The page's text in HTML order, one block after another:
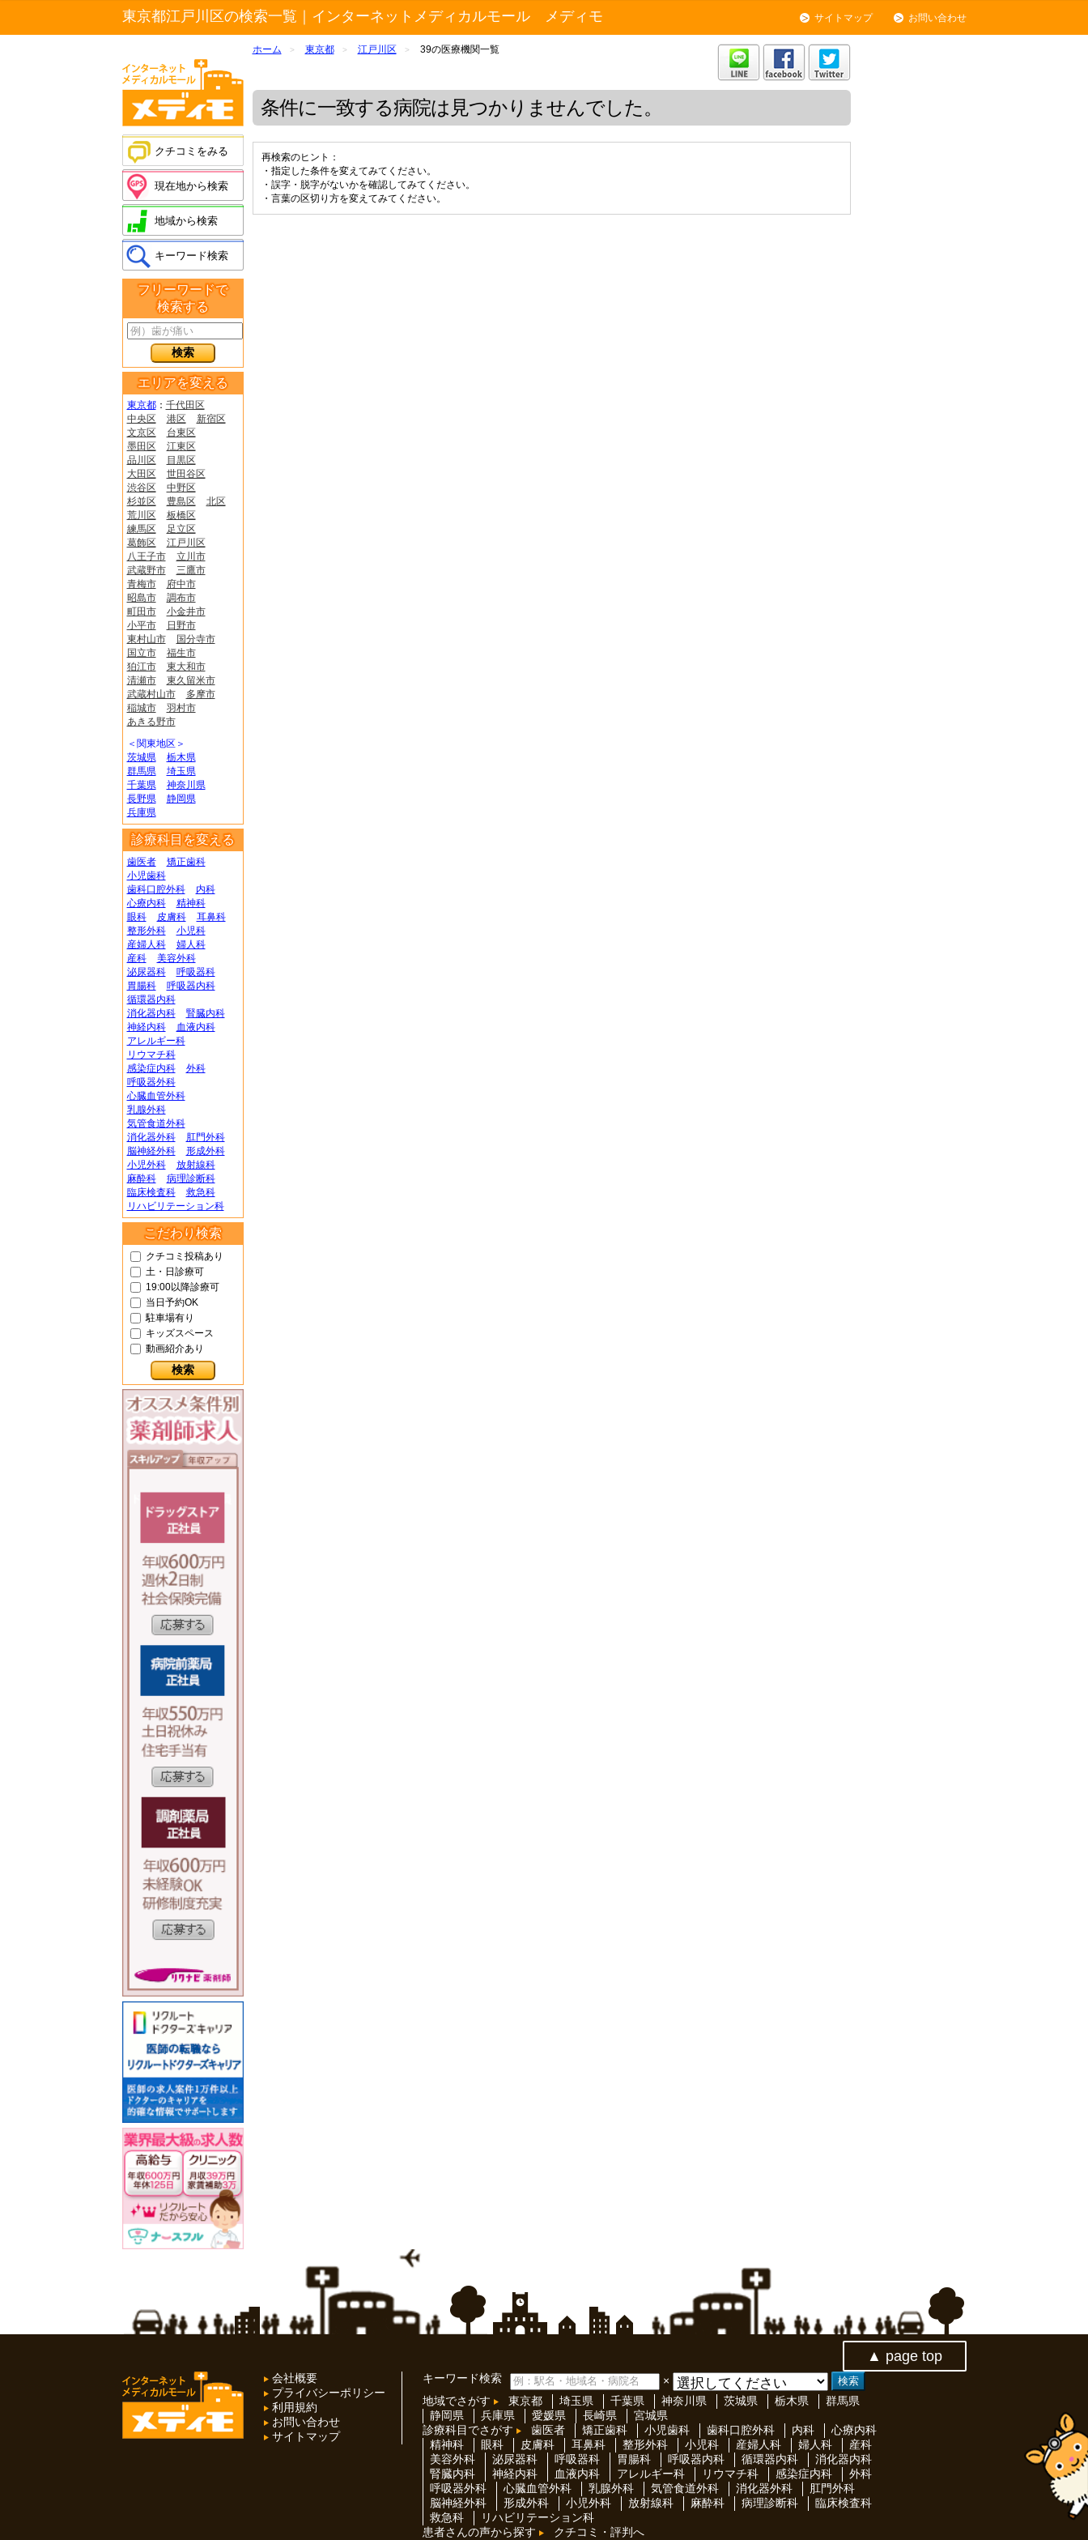
東京都江戸川区の検索一覧｜インターネットメディカルモール メディモ サイトマップ お問い合わせ
クチコミをみる
現在地から検索
地域から検索
キーワード検索
フリーワードで
検索する
エリアを変える
東京都： 千代田区
中央区
港区
新宿区
文京区
台東区
墨田区
江東区
品川区
目黒区
大田区
世田谷区
渋谷区
中野区
杉並区
豊島区
北区
荒川区
板橋区
練馬区
足立区
葛飾区
江戸川区
八王子市
立川市
武蔵野市
三鷹市
青梅市
府中市
昭島市
調布市
町田市
小金井市
小平市
日野市
東村山市
国分寺市
国立市
福生市
狛江市
東大和市
清瀬市
東久留米市
武蔵村山市
多摩市
稲城市
羽村市
あきる野市
＜関東地区＞
茨城県
栃木県
群馬県
埼玉県
千葉県
神奈川県
長野県
静岡県
兵庫県
診療科目を変える
歯医者
矯正歯科
小児歯科
歯科口腔外科
内科
心療内科
精神科
眼科
皮膚科
耳鼻科
整形外科
小児科
産婦人科
婦人科
産科
美容外科
泌尿器科
呼吸器科
胃腸科
呼吸器内科
循環器内科
消化器内科
腎臓内科
神経内科
血液内科
アレルギー科
リウマチ科
感染症内科
外科
呼吸器外科
心臓血管外科
乳腺外科
気管食道外科
消化器外科
肛門外科
脳神経外科
形成外科
小児外科
放射線科
麻酔科
病理診断科
臨床検査科
救急科
リハビリテーション科
こだわり検索
クチコミ投稿あり
土・日診療可
19:00以降診療可
当日予約OK
駐車場有り
キッズスペース
動画紹介あり
ホーム > 東京都 > 江戸川区 > 39の医療機関一覧
条件に一致する病院は見つかりませんでした。
再検索のヒント：
・指定した条件を変えてみてください。
・誤字・脱字がないかを確認してみてください。
・言葉の区切り方を変えてみてください。
▲ page top
会社概要
プライバシーポリシー
利用規約
お問い合わせ
サイトマップ
キーワード検索
×
地域でさがす
東京都 埼玉県 千葉県 神奈川県 茨城県 栃木県
群馬県
静岡県
兵庫県 愛媛県 長崎県
宮城県
診療科目でさがす
歯医者 矯正歯科 小児歯科 歯科口腔外科 内科
心療内科
精神科
眼科 皮膚科 耳鼻科 整形外科 小児科 産婦人科 婦人科
産科
美容外科
泌尿器科 呼吸器科 胃腸科 呼吸器内科 循環器内科
消化器内科
腎臓内科
神経内科 血液内科 アレルギー科 リウマチ科 感染症内科
外科
呼吸器外科
心臓血管外科 乳腺外科 気管食道外科 消化器外科
肛門外科
脳神経外科
形成外科 小児外科 放射線科 麻酔科 病理診断科
臨床検査科
救急科
リハビリテーション科
患者さんの声から探す
クチコミ・評判へ